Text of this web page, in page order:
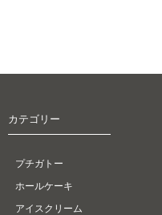
カテゴリー
プチガトー
ホールケーキ
アイスクリーム